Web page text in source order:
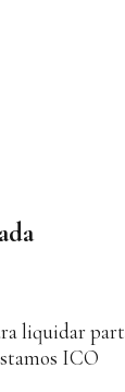
liquidar
ICO